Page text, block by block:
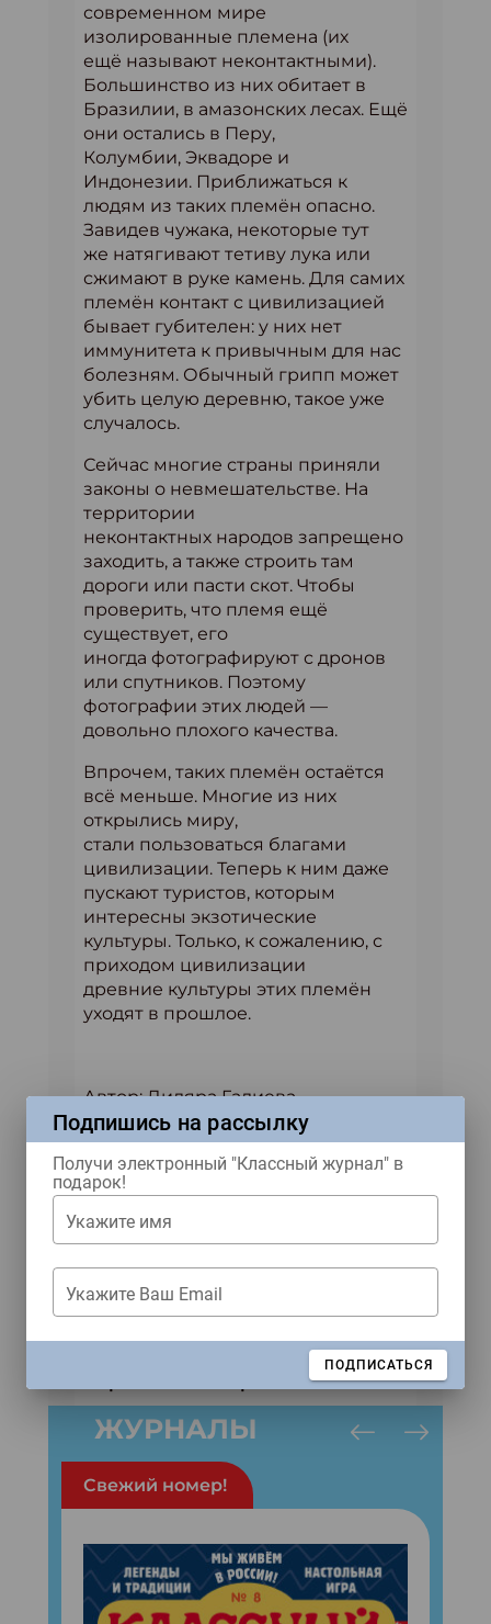
современном мире
изолированные племена (их
ещё называют неконтактными).
Большинство из них обитает в
Бразилии, в амазонских лесах. Ещё
они остались в Перу,
Колумбии, Эквадоре и
Индонезии. Приближаться к
людям из таких племён опасно.
Завидев чужака, некоторые тут
же натягивают тетиву лука или
сжимают в руке камень. Для самих
племён контакт с цивилизацией
бывает губителен: у них нет
иммунитета к привычным для нас
болезням. Обычный грипп может
убить целую деревню, такое уже
случалось.
Сейчас многие страны приняли
законы о невмешательстве. На
территории
неконтактных народов запрещено
заходить, а также строить там
дороги или пасти скот. Чтобы
проверить, что племя ещё
существует, его
иногда фотографируют с дронов
или спутников. Поэтому
фотографии этих людей —
довольно плохого качества.
Впрочем, таких племён остаётся
всё меньше. Многие из них
открылись миру,
стали пользоваться благами
цивилизации. Теперь к ним даже
пускают туристов, которым
интересны экзотические
культуры. Только, к сожалению, с
приходом цивилизации
древние культуры этих племён
уходят в прошлое.
Автор: Диляра Галиева
Материал из«Классного
журнала» №5 2026 года.
Ждем тебя в наших соцсетях!
ЖУРНАЛЫ
Свежий номер!
Подпишись на рассылку
Получи электронный "Классный журнал" в
подарок!
Укажите имя
Укажите Ваш Email
ПОДПИСАТЬСЯ